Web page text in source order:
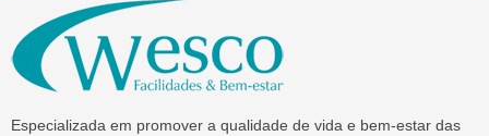
Especializada em promover a qualidade de vida e bem-estar das